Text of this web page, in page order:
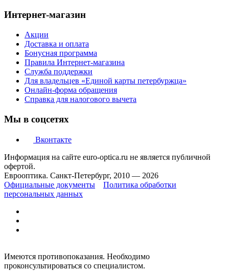
Интернет-магазин
Акции
Доставка и оплата
Бонусная программа
Правила Интернет-магазина
Служба поддержки
Для владельцев «Единой карты петербуржца»
Онлайн-форма обращения
Справка для налогового вычета
Мы в соцсетях
Вконтакте
Информация на сайте euro-optica.ru не является публичной
офертой.
Еврооптика. Санкт-Петербург, 2010 — 2026
Официальные документы
Политика обработки
персональных данных
Имеются противопоказания. Необходимо
проконсультироваться со специалистом.